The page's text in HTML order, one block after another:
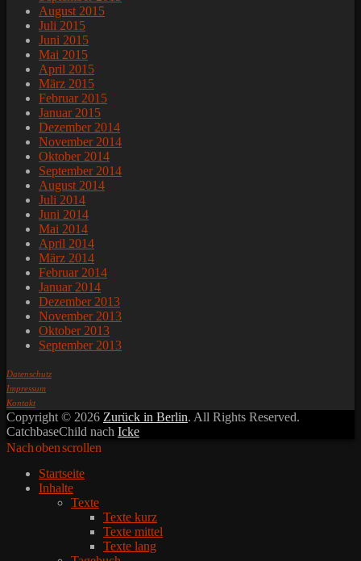
August 2015
Juli 2015
Juni 2015
Mai 2015
April 2015
März 2015
Februar 2015
Januar 2015
Dezember 2014
November 2014
Oktober 2014
September 2014
August 2014
Juli 2014
Juni 2014
Mai 2014
April 2014
März 2014
Februar 2014
Januar 2014
Dezember 2013
November 2013
Oktober 2013
September 2013
Datenschutz
Impressum
Kontakt
Copyright © 2026 Zurück in Berlin. All Rights Reserved.
CatchbaseChild nach Icke
Nach oben scrollen
Startseite
Inhalte
Texte
Texte kurz
Texte mittel
Texte lang